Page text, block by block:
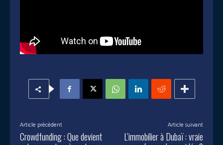
Article précédent
Crowdfunding : Que devient
Article suivant
L’immobilier à Dubaï : vraie